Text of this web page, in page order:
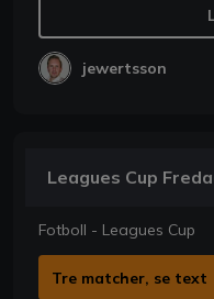
jewertsson
Leagues Cup
Fotboll - Leagues Cup
Tre matcher, se text